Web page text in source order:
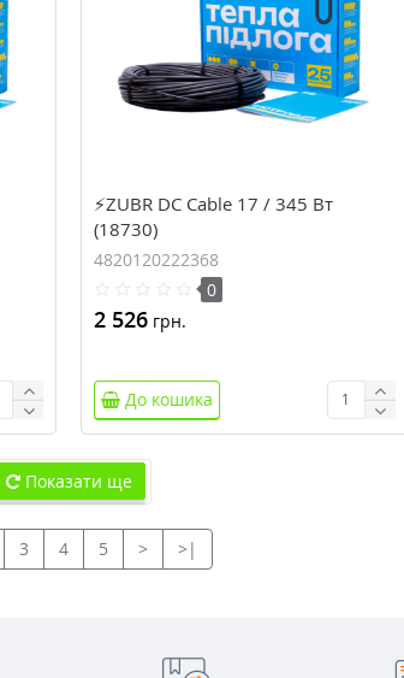
⚡ZUBR DC Cable 17 / 345 Вт
(18730)
4820120222368
0
2 526 грн.
До кошика
Показати ще
3 4 5 >
>|